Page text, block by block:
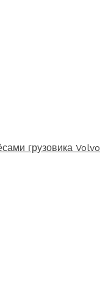
грузовика Volvo